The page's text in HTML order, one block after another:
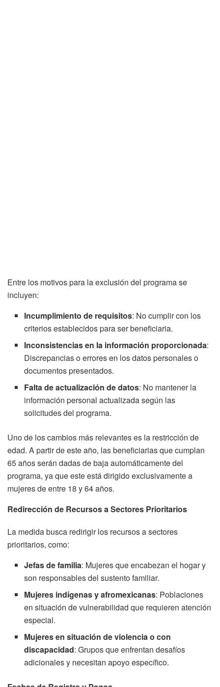
Entre los motivos para la exclusión del programa se
incluyen:
Incumplimiento de requisitos: No cumplir con los
criterios establecidos para ser beneficiaria.
Inconsistencias en la información proporcionada:
Discrepancias o errores en los datos personales o
documentos presentados.
Falta de actualización de datos: No mantener la
información personal actualizada según las
solicitudes del programa.
Uno de los cambios más relevantes es la restricción de
edad. A partir de este año, las beneficiarias que cumplan
65 años serán dadas de baja automáticamente del
programa, ya que este está dirigido exclusivamente a
mujeres de entre 18 y 64 años.
Redirección de Recursos a Sectores Prioritarios
La medida busca redirigir los recursos a sectores
prioritarios, como:
Jefas de familia: Mujeres que encabezan el hogar y
son responsables del sustento familiar.
Mujeres indígenas y afromexicanas: Poblaciones
en situación de vulnerabilidad que requieren atención
especial.
Mujeres en situación de violencia o con
discapacidad: Grupos que enfrentan desafíos
adicionales y necesitan apoyo específico.